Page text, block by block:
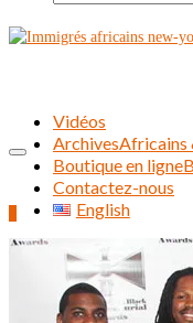
Rechercher :
Vidéos
ArchivesAfricains
Boutique en ligne
Contactez-nous
English